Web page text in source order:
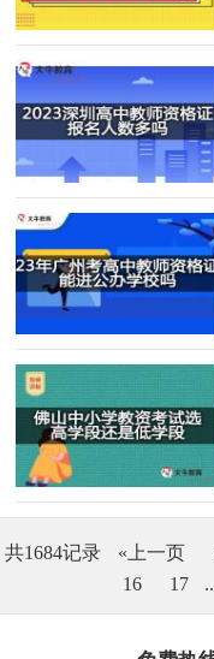
共1684记录 «上一页
16
17